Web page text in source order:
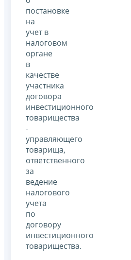
постановке
на
учет в
налоговом
органе
в
качестве
участника
договора
инвестиционного
товарищества
-
управляющего
товарища,
ответственного
за
ведение
налогового
учета
по
договору
инвестиционного
товарищества.